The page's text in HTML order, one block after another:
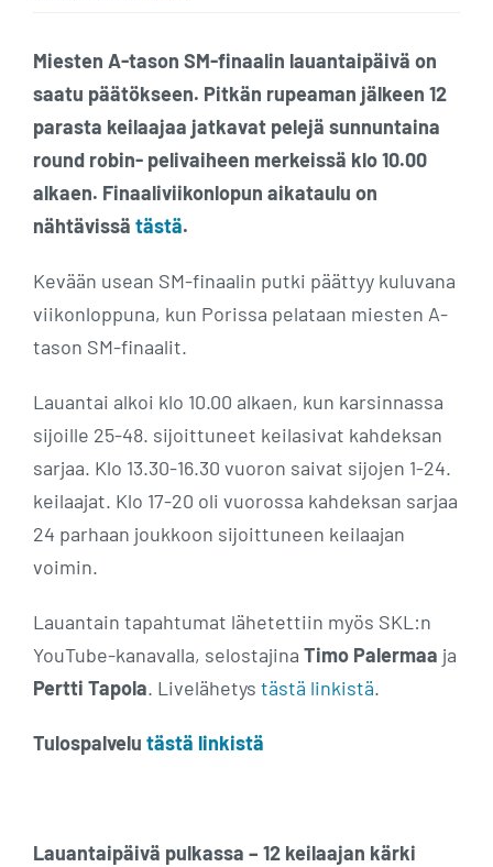
Miesten A-tason SM-finaalin lauantaipäivä on
saatu päätökseen. Pitkän rupeaman jälkeen 12
parasta keilaajaa jatkavat pelejä sunnuntaina
round robin- pelivaiheen merkeissä klo 10.00
alkaen. Finaaliviikonlopun aikataulu on
nähtävissä tästä.
Kevään usean SM-finaalin putki päättyy kuluvana
viikonloppuna, kun Porissa pelataan miesten A-
tason SM-finaalit.
Lauantai alkoi klo 10.00 alkaen, kun karsinnassa
sijoille 25-48. sijoittuneet keilasivat kahdeksan
sarjaa. Klo 13.30-16.30 vuoron saivat sijojen 1-24.
keilaajat. Klo 17-20 oli vuorossa kahdeksan sarjaa
24 parhaan joukkoon sijoittuneen keilaajan
voimin.
Lauantain tapahtumat lähetettiin myös SKL:n
YouTube-kanavalla, selostajina Timo Palermaa ja
Pertti Tapola. Livelähetys tästä linkistä.
Tulospalvelu tästä linkistä
Lauantaipäivä pulkassa – 12 keilaajan kärki